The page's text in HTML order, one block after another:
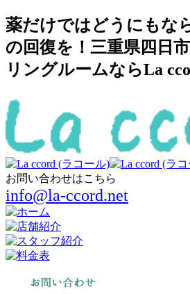
薬だけではどうにもな
の回復を！三重県四日
リングルームならLa
お問い合わせはこちら
info@la-ccord.net